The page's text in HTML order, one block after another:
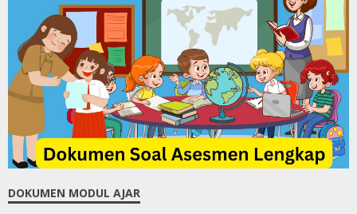
DOKUMEN MODUL AJAR